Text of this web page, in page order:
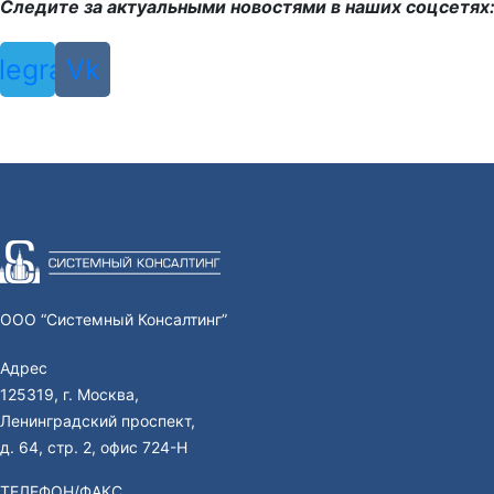
Следите за актуальными новостями в наших соцсетях:
Vk
ООО “Системный Консалтинг”
Адрес
125319, г. Москва,
Ленинградский проспект,
д. 64, стр. 2, офис 724-Н